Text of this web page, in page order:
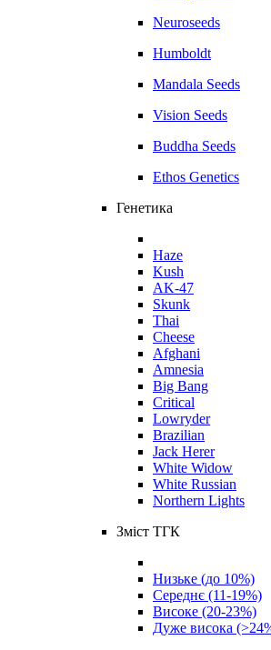
Neuroseeds
Humboldt
Mandala Seeds
Vision Seeds
Buddha Seeds
Ethos Genetics
Генетика
Haze
Kush
AK-47
Skunk
Thai
Cheese
Afghani
Amnesia
Big Bang
Critical
Lowryder
Brazilian
Jack Herer
White Widow
White Russian
Northern Lights
Зміст ТГК
Низьке (до 10%)
Середнє (11-19%)
Високе (20-23%)
Дуже висока